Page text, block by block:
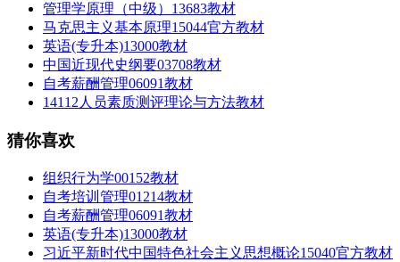
管理学原理（中级）13683教材
马克思主义基本原理15044官方教材
英语(专升本)13000教材
中国近现代史纲要03708教材
自考薪酬管理06091教材
14112人员素质测评理论与方法教材
猜你喜欢
组织行为学00152教材
自考培训管理01214教材
自考薪酬管理06091教材
英语(专升本)13000教材
习近平新时代中国特色社会主义思想概论15040官方教材